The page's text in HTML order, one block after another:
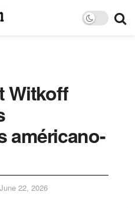
Witkoff
américano-
June 22, 2026